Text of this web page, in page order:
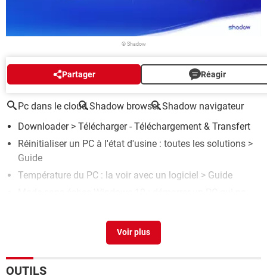
© Shadow
Partager Réagir
AUTOUR DU MÊME SUJET
Pc dans le cloud Shadow browser Shadow navigateur
Downloader> Télécharger - Téléchargement & Transfert
Réinitialiser un PC à l'état d'usine : toutes les solutions >
Guide
Température du PC : la voir avec un logiciel > Guide
Double écran : comment le paramétrer sur un PC
OUTILS